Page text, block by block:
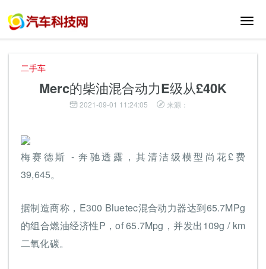
切
二手车
Merc的柴油混合动力E级从£40K
2021-09-01 11:24:05 来源：
梅赛德斯 - 奔驰透露，其清洁级模型尚花£费
39,645。
据制造商称，E300 Bluetec混合动力器达到65.7MPg
的组合燃油经济性P，of 65.7Mpg，并发出109g / km
二氧化碳。